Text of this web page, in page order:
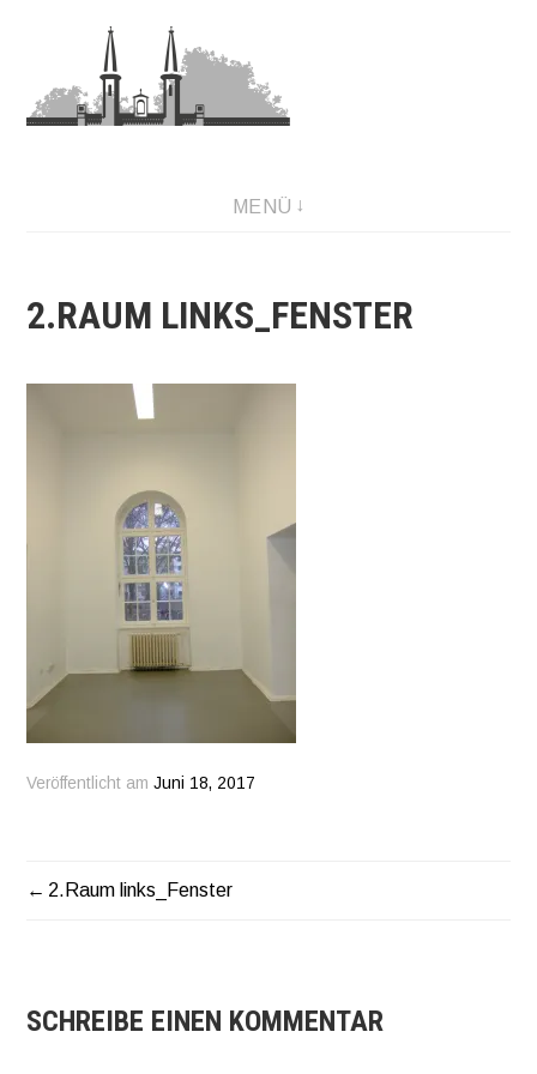
springen
MENÜ
2.RAUM LINKS_FENSTER
Veröffentlicht amJuni 18, 2017
BEITRAGSNAVIGATION
2.Raum links_Fenster
SCHREIBE EINEN KOMMENTAR